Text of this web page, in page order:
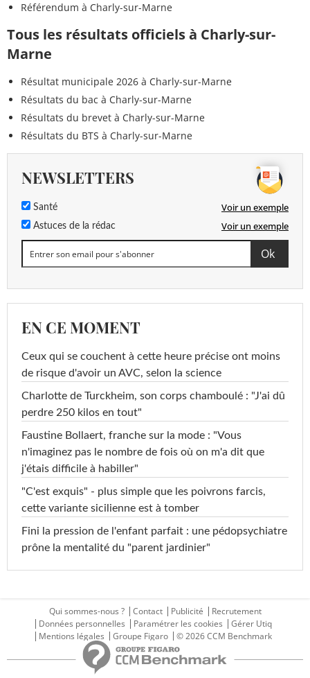
Référendum à Charly-sur-Marne
Tous les résultats officiels à Charly-sur-
Marne
Résultat municipale 2026 à Charly-sur-Marne
Résultats du bac à Charly-sur-Marne
Résultats du brevet à Charly-sur-Marne
Résultats du BTS à Charly-sur-Marne
NEWSLETTERS
Santé Voir un exemple
Astuces de la rédac Voir un exemple
EN CE MOMENT
Ceux qui se couchent à cette heure précise ont moins
de risque d'avoir un AVC, selon la science
Charlotte de Turckheim, son corps chamboulé : "J'ai dû
perdre 250 kilos en tout"
Faustine Bollaert, franche sur la mode : "Vous
n'imaginez pas le nombre de fois où on m'a dit que
j'étais difficile à habiller"
"C'est exquis" - plus simple que les poivrons farcis,
cette variante sicilienne est à tomber
Fini la pression de l'enfant parfait : une pédopsychiatre
prône la mentalité du "parent jardinier"
Qui sommes-nous ? Contact Publicité
Recrutement
Données personnelles
Paramétrer les cookies
Gérer Utiq
Mentions légales
Groupe Figaro © 2026 CCM Benchmark